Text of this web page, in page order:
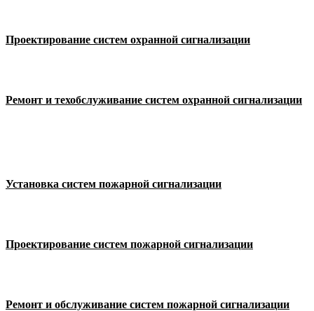
Проектирование систем охранной сигнализации
Ремонт и техобслуживание систем охранной сигнализации
Установка систем пожарной сигнализации
Проектирование систем пожарной сигнализации
Ремонт и обслуживание систем пожарной сигнализации